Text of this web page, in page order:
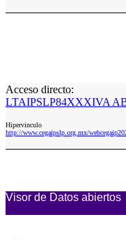
Acceso directo:
LTAIPSLP84XXXIVA
Hipervinculo
http://www.cegaipslp.org.mx/
Visor de Datos abiertos